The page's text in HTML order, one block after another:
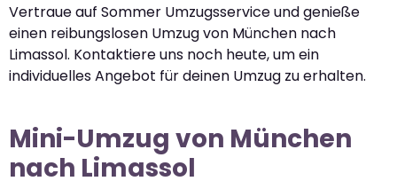
Vertraue auf Sommer Umzugsservice und genieße
einen reibungslosen Umzug von München nach
Limassol. Kontaktiere uns noch heute, um ein
individuelles Angebot für deinen Umzug zu erhalten.
Mini-Umzug von München
nach Limassol